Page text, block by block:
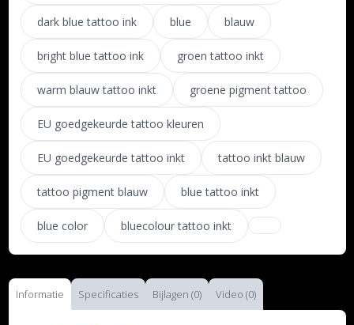
dark blue tattoo ink blue blauw
bright blue tattoo ink groen tattoo inkt
warm blauw tattoo inkt groene pigment tattoo
EU goedgekeurde tattoo kleuren
EU goedgekeurde tattoo inkt tattoo inkt blauw
tattoo pigment blauw blue tattoo inkt
blue color bluecolour tattoo inkt
Informatie Specificaties Bijlagen (0) Video (0)